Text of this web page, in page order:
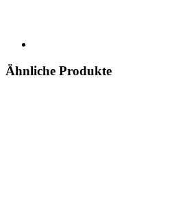
Ähnliche Produkte